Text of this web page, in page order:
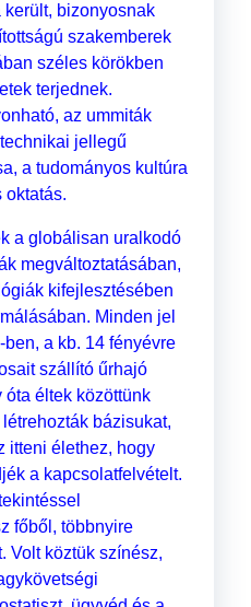
bizonyosnak
szakemberek
széles körökben
terjednek.
az ummiták
jellegű
a tudományos kultúra
oktatás.
a globálisan uralkodó
megváltoztatásában,
kifejlesztésében
Minden jel
a kb. 14 fényévre
szállító űrhajó
óta éltek közöttünk
bázisukat,
itteni élethez, hogy
a kapcsolatfelvételt.
főből, többnyire
Volt köztük színész,